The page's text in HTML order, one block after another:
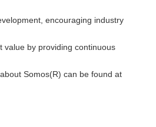
encouraging industry
value by providing continuous
Somos(R) can be found at